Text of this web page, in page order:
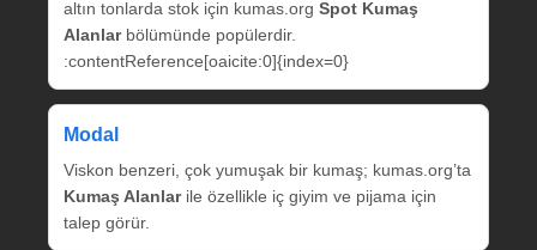
altın tonlarda stok için kumas.org Spot Kumaş
Alanlarbölümünde popülerdir.
:contentReference[oaicite:0]{index=0}
Modal
Viskon benzeri, çok yumuşak bir kumaş; kumas.org’ta
Kumaş Alanlarile özellikle iç giyim ve pijama için
talep görür.